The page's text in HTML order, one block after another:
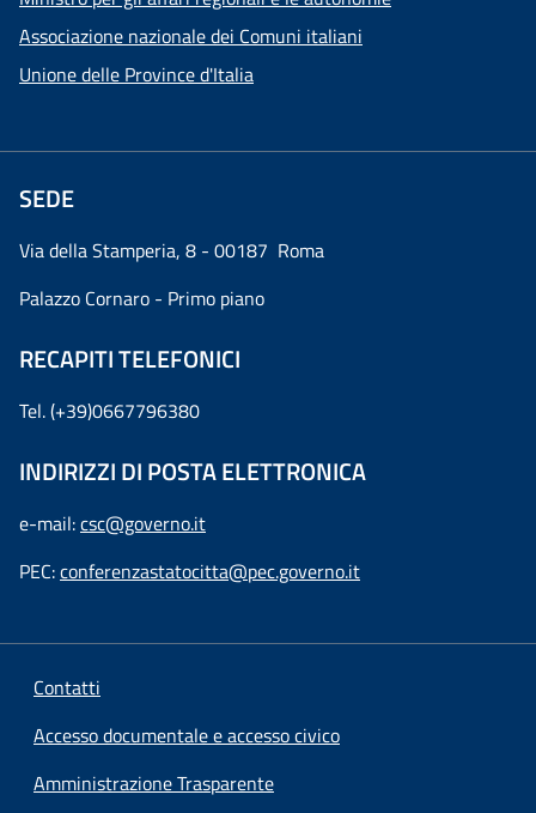
Associazione nazionale dei Comuni italiani
Unione delle Province d'Italia
SEDE
Via della Stamperia, 8 - 00187 Roma
Palazzo Cornaro - Primo piano
RECAPITI TELEFONICI
Tel. (+39)0667796380
INDIRIZZI DI POSTA ELETTRONICA
e-mail:csc@governo.it
PEC:conferenzastatocitta@pec.governo.it
Contatti
Accesso documentale e accesso civico
Amministrazione Trasparente